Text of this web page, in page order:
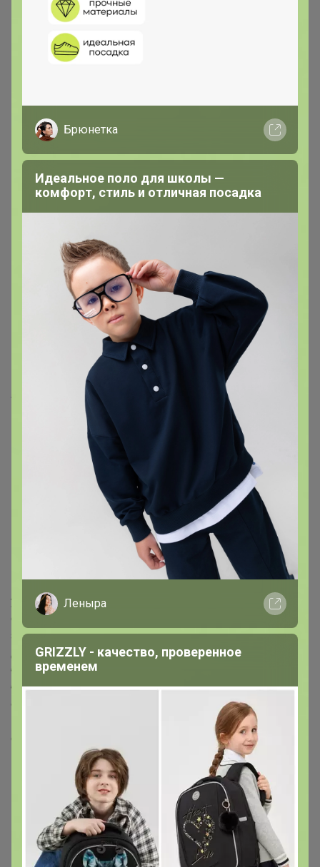
Ваш заказ и во сколько Вам
обойдётся доставка до Вашего ЦРа!
У себя я не чего не храню, всё
что не вошло в счет, я переношу в
следующую СП, если вам не
актуальна вещь больше, убирайте
ее самостоятельно из корзины
поставщика предоставляется в
ассортименте и приходит в разной
цветовой или ароматической
гамме, не надо подписывать мне
зелёную или красную и не какого
другого цвета или аромата. Цвет не
учитывается и склад даёт то, что
есть в наличии! Данные
комментарии я игнорирую.
Поставщик оставляет за собой
право вложить замену аналогом на
его усмотрение. Это очень важно и
претензии не принимаю! Не
согласны не участвуйте!Дорогие
участники ! Если Вы заказывайте гладильные доски ,
сушилки , лианы и заказы габаритами больше 1 м , то
записывайтесь на основные ЦРы ,т.к. курьеры из
дополнительных не могут все увезти , не у всех
большие машины и мы с Вами не одни . Если этого не
будет сделано , то сама буду менять центр раздач на
основной( ближайший к Вашему дополнительному).
Центральный такие заказы не принимает. Участников
с межгорода это не касается . К Вам поедет все )))
Надеюсь на Ваше понимание.
ВОЗМОЖЕН
ПЕРЕСОРТ ПО ЦВЕТУ . ДАВАЙТЕ К
ЭТОМУ ОТНОСИТСЯ ПРОЩЕ И НЕ
СНИЖАТЬ МНЕ ОЦЕНКИ ,Т.К. Я
НИКАК НЕ МОГУ НА ЭТО ПОВЛИЯТЬ
Брюнетка
Идеальное поло для школы —
комфорт, стиль и отличная посадка
Леныра
GRIZZLY - качество, проверенное
временем